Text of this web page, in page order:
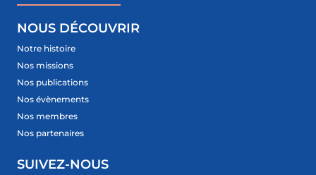
NOUS DÉCOUVRIR
Notre histoire
Nos missions
Nos publications
Nos évènements
Nos membres
Nos partenaires
SUIVEZ-NOUS